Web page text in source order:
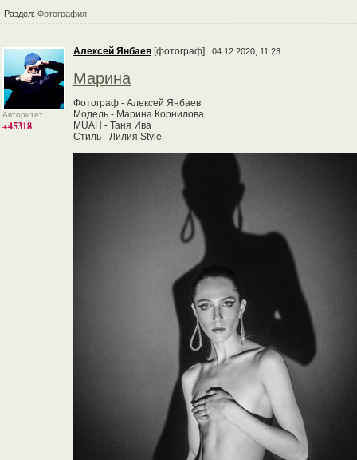
Раздел: Фотография
Авторитет
+45318
Алексей Янбаев [фотограф] 04.12.2020, 11:23
Марина
Фотограф - Алексей Янбаев
Модель - Марина Корнилова
MUAH - Таня Ива
Стиль - Лилия Style